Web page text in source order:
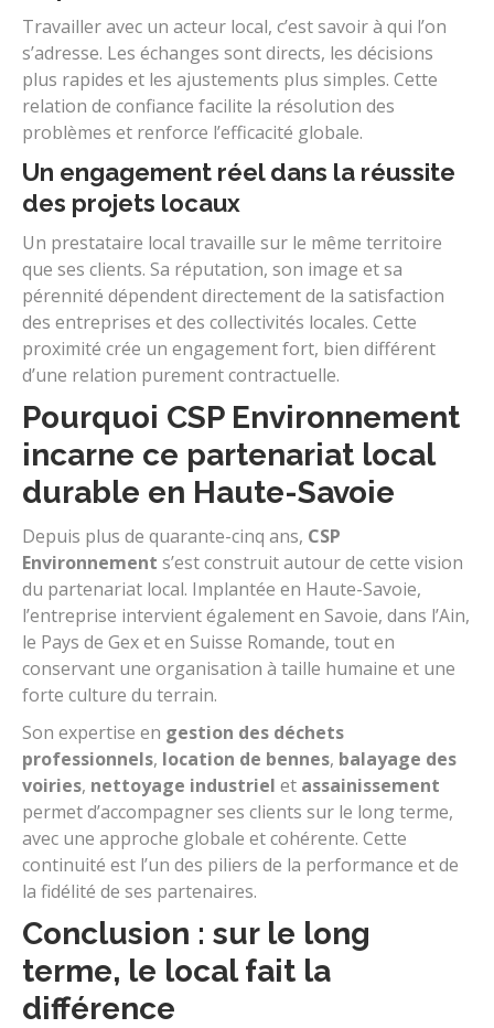
Travailler avec un acteur local, c’est savoir à qui l’on
s’adresse. Les échanges sont directs, les décisions
plus rapides et les ajustements plus simples. Cette
relation de confiance facilite la résolution des
problèmes et renforce l’efficacité globale.
Un engagement réel dans la réussite
des projets locaux
Un prestataire local travaille sur le même territoire
que ses clients. Sa réputation, son image et sa
pérennité dépendent directement de la satisfaction
des entreprises et des collectivités locales. Cette
proximité crée un engagement fort, bien différent
d’une relation purement contractuelle.
Pourquoi CSP Environnement
incarne ce partenariat local
durable en Haute-Savoie
Depuis plus de quarante-cinq ans, CSP
Environnement s’est construit autour de cette vision
du partenariat local. Implantée en Haute-Savoie,
l’entreprise intervient également en Savoie, dans l’Ain,
le Pays de Gex et en Suisse Romande, tout en
conservant une organisation à taille humaine et une
forte culture du terrain.
Son expertise en gestion des déchets
professionnels, location de bennes, balayage des
voiries, nettoyage industriel et assainissement
permet d’accompagner ses clients sur le long terme,
avec une approche globale et cohérente. Cette
continuité est l’un des piliers de la performance et de
la fidélité de ses partenaires.
Conclusion : sur le long
terme, le local fait la
différence